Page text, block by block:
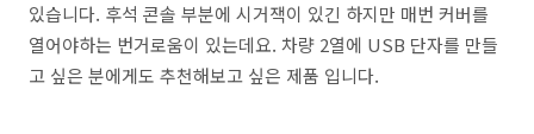
있습니다. 후석 콘솔 부분에 시거잭이 있긴 하지만 매번 커버를
열어야하는 번거로움이 있는데요. 차량 2열에 USB 단자를 만들
고 싶은 분에게도 추천해보고 싶은 제품 입니다.